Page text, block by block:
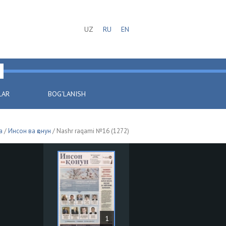
UZ RU EN
BOG'LANISH
/Инсон ва қонун / Nashr raqami №16 (1272)
1